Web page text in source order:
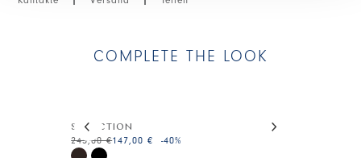
COMPLETE THE LOOK
SEDUCTION
245,00 €147,00 € -40%